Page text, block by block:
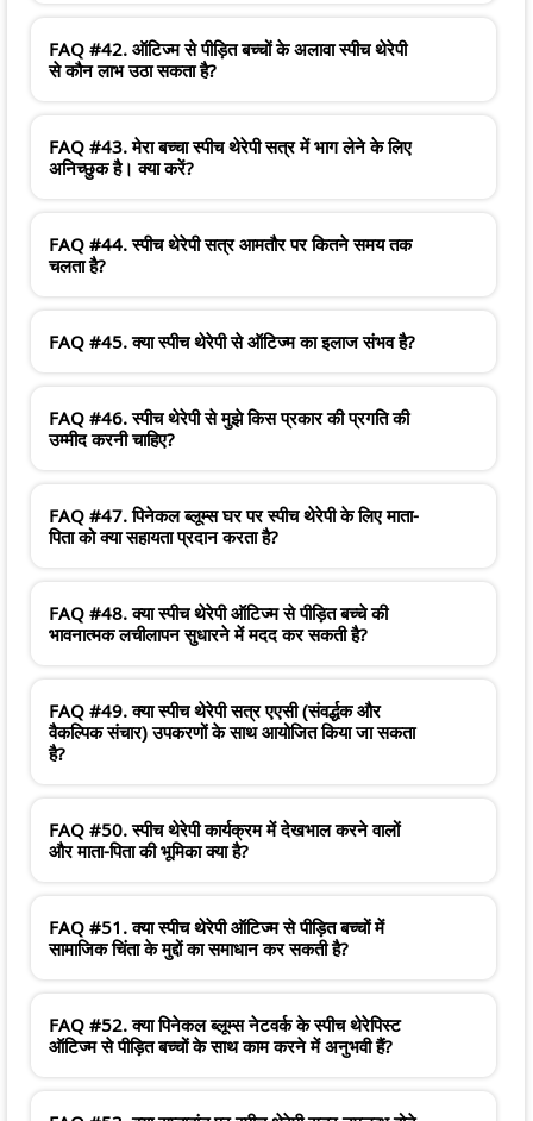
FAQ #42. ऑटिज्म से पीड़ित बच्चों के अलावा स्पीच थेरेपी
से कौन लाभ उठा सकता है?
FAQ #43. मेरा बच्चा स्पीच थेरेपी सत्र में भाग लेने के लिए
अनिच्छुक है। क्या करें?
FAQ #44. स्पीच थेरेपी सत्र आमतौर पर कितने समय तक
चलता है?
FAQ #45. क्या स्पीच थेरेपी से ऑटिज्म का इलाज संभव है?
FAQ #46. स्पीच थेरेपी से मुझे किस प्रकार की प्रगति की
उम्मीद करनी चाहिए?
FAQ #47. पिनेकल ब्लूम्स घर पर स्पीच थेरेपी के लिए माता-
पिता को क्या सहायता प्रदान करता है?
FAQ #48. क्या स्पीच थेरेपी ऑटिज्म से पीड़ित बच्चे की
भावनात्मक लचीलापन सुधारने में मदद कर सकती है?
FAQ #49. क्या स्पीच थेरेपी सत्र एएसी (संवर्द्धक और
वैकल्पिक संचार) उपकरणों के साथ आयोजित किया जा सकता
है?
FAQ #50. स्पीच थेरेपी कार्यक्रम में देखभाल करने वालों
और माता-पिता की भूमिका क्या है?
FAQ #51. क्या स्पीच थेरेपी ऑटिज्म से पीड़ित बच्चों में
सामाजिक चिंता के मुद्दों का समाधान कर सकती है?
FAQ #52. क्या पिनेकल ब्लूम्स नेटवर्क के स्पीच थेरेपिस्ट
ऑटिज्म से पीड़ित बच्चों के साथ काम करने में अनुभवी हैं?